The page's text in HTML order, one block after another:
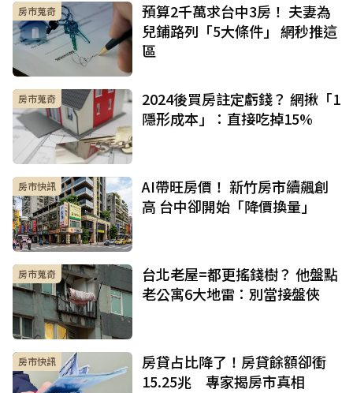
房市蒐奇
預算2千萬求台中3房！ 夫妻為
兒鋪路列「5大條件」 網秒推這
區
房市蒐奇
2024後買房註定虧錢？ 網揪「1
隱形成本」：直接吃掉15%
房市快訊
AI帶旺房價！ 新竹房市續飆創
高 台中卻開始「降價換量」
房市蒐奇
台北老屋=都更搖錢樹？ 他盤點
老公寓6大地雷：別當接盤俠
房市快訊
房貸占比降了！房貸餘額卻衝
15.25兆 專家揭房市真相